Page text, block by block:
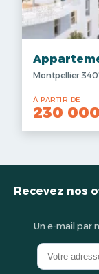
Montpellier
À PARTIR DE
230
Recevez nos
Un e-mail par